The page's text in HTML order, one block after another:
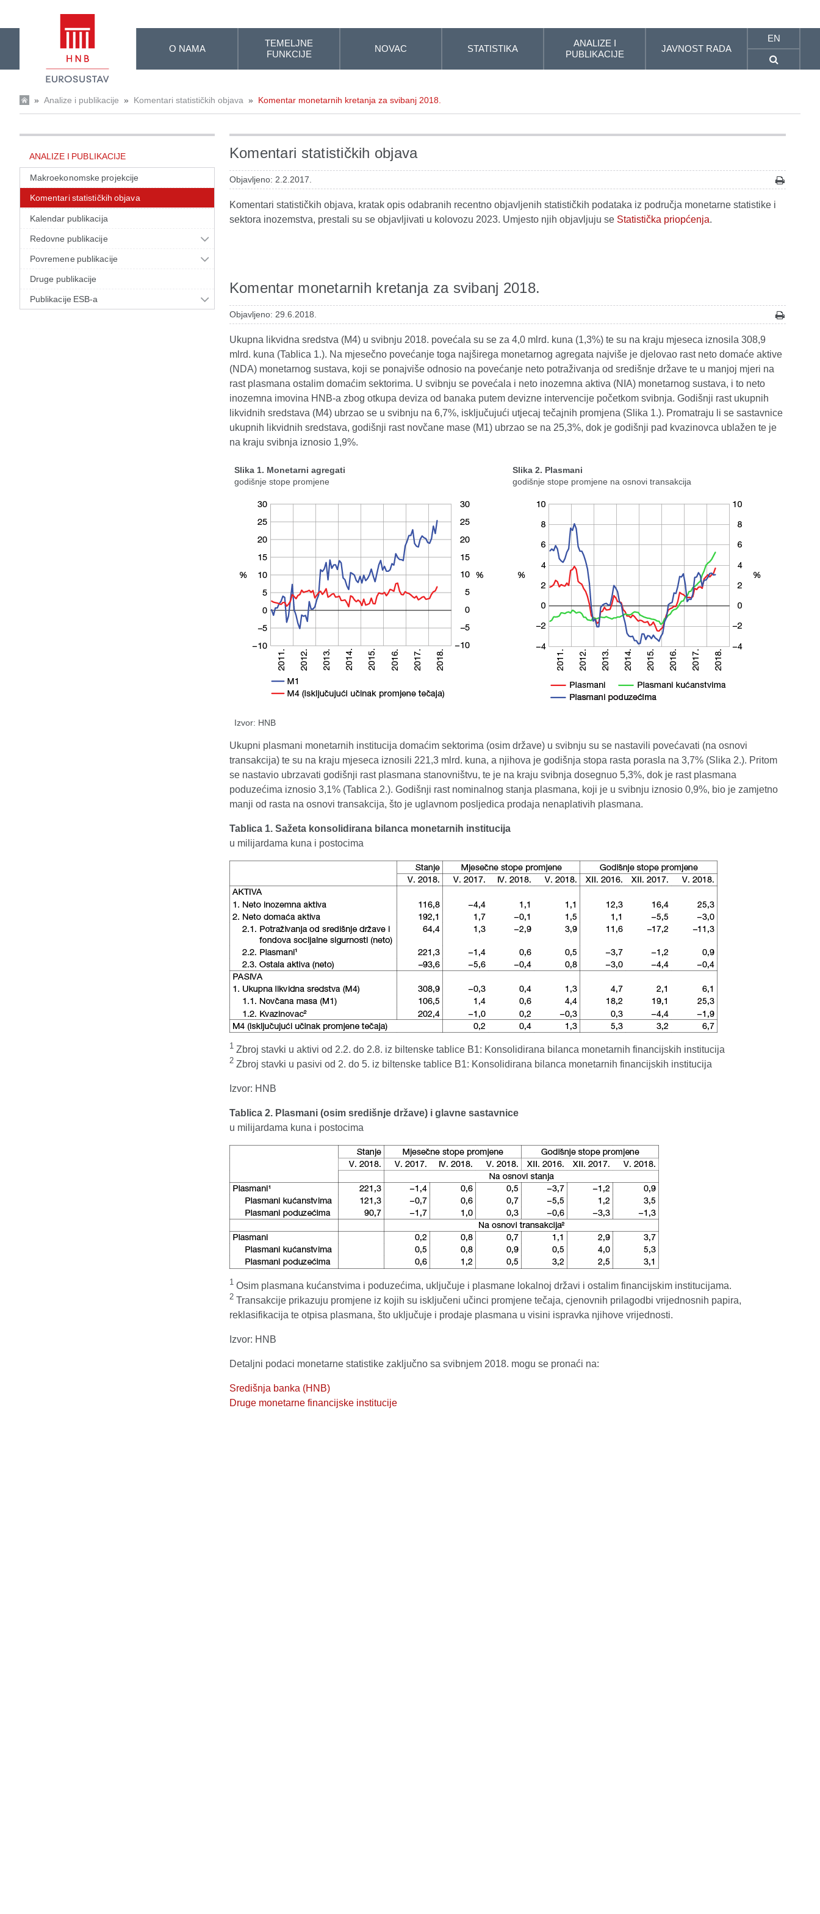
O NAMA
TEMELJNE
FUNKCIJE
NOVAC STATISTIKA
ANALIZE I
PUBLIKACIJE
JAVNOST RADA
EN
» Analize i publikacije » Komentari statističkih objava » Komentar monetarnih kretanja za svibanj 2018.
ANALIZE I PUBLIKACIJE
Makroekonomske projekcije
Komentari statističkih objava
Kalendar publikacija
Redovne publikacije
Povremene publikacije
Druge publikacije
Publikacije ESB-a
Komentari statističkih objava
Objavljeno: 2.2.2017.
Komentari statističkih objava, kratak opis odabranih recentno objavljenih statističkih podataka iz područja monetarne statistike i
sektora inozemstva, prestali su se objavljivati u kolovozu 2023. Umjesto njih objavljuju se Statistička priopćenja.
Komentar monetarnih kretanja za svibanj 2018.
Objavljeno: 29.6.2018.
Ukupna likvidna sredstva (M4) u svibnju 2018. povećala su se za 4,0 mlrd. kuna (1,3%) te su na kraju mjeseca iznosila 308,9
mlrd. kuna (Tablica 1.). Na mjesečno povećanje toga najširega monetarnog agregata najviše je djelovao rast neto domaće aktive
(NDA) monetarnog sustava, koji se ponajviše odnosio na povećanje neto potraživanja od središnje države te u manjoj mjeri na
rast plasmana ostalim domaćim sektorima. U svibnju se povećala i neto inozemna aktiva (NIA) monetarnog sustava, i to neto
inozemna imovina HNB-a zbog otkupa deviza od banaka putem devizne intervencije početkom svibnja. Godišnji rast ukupnih
likvidnih sredstava (M4) ubrzao se u svibnju na 6,7%, isključujući utjecaj tečajnih promjena (Slika 1.). Promatraju li se sastavnice
ukupnih likvidnih sredstava, godišnji rast novčane mase (M1) ubrzao se na 25,3%, dok je godišnji pad kvazinovca ublažen te je
na kraju svibnja iznosio 1,9%.
Slika 1. Monetarni agregati
godišnje stope promjene
Slika 2. Plasmani
godišnje stope promjene na osnovi transakcija
Izvor: HNB
Ukupni plasmani monetarnih institucija domaćim sektorima (osim države) u svibnju su se nastavili povećavati (na osnovi
transakcija) te su na kraju mjeseca iznosili 221,3 mlrd. kuna, a njihova je godišnja stopa rasta porasla na 3,7% (Slika 2.). Pritom
se nastavio ubrzavati godišnji rast plasmana stanovništvu, te je na kraju svibnja dosegnuo 5,3%, dok je rast plasmana
poduzećima iznosio 3,1% (Tablica 2.). Godišnji rast nominalnog stanja plasmana, koji je u svibnju iznosio 0,9%, bio je zamjetno
manji od rasta na osnovi transakcija, što je uglavnom posljedica prodaja nenaplativih plasmana.
Tablica 1. Sažeta konsolidirana bilanca monetarnih institucija
u milijardama kuna i postocima
1 Zbroj stavki u aktivi od 2.2. do 2.8. iz biltenske tablice B1: Konsolidirana bilanca monetarnih financijskih institucija
2 Zbroj stavki u pasivi od 2. do 5. iz biltenske tablice B1: Konsolidirana bilanca monetarnih financijskih institucija
Izvor: HNB
Tablica 2. Plasmani (osim središnje države) i glavne sastavnice
u milijardama kuna i postocima
1 Osim plasmana kućanstvima i poduzećima, uključuje i plasmane lokalnoj državi i ostalim financijskim institucijama.
2 Transakcije prikazuju promjene iz kojih su isključeni učinci promjene tečaja, cjenovnih prilagodbi vrijednosnih papira,
reklasifikacija te otpisa plasmana, što uključuje i prodaje plasmana u visini ispravka njihove vrijednosti.
Izvor: HNB
Detaljni podaci monetarne statistike zaključno sa svibnjem 2018. mogu se pronaći na:
Središnja banka (HNB)
Druge monetarne financijske institucije